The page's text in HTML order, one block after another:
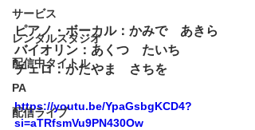
サービス
レンタルスタジオ
配信中タイトル
PA
配信ライブ
ピアノ・ボーカル：かみで　あきら
バイオリン：あくつ　たいち
チェロ：かたやま　さちを
https://youtu.be/YpaGsbgKCD4?
si=aTRfsmVu9PN430Ow